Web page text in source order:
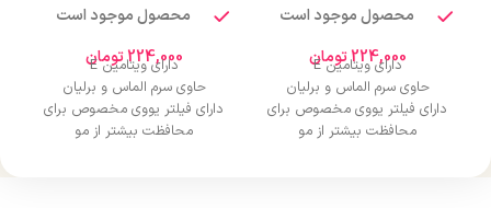
محصول موجود است
224,000تومان
دارای ویتامین E
حاوی سرم الماس و برلیان
دارای فیلتر یووی مخصوص برای
محافظت بیشتر از مو
محصول موجود است
224,000تومان
دارای ویتامین E
حاوی سرم الماس و برلیان
دارای فیلتر یووی مخصوص برای
محافظت بیشتر از مو